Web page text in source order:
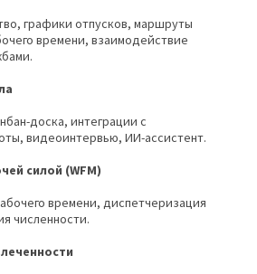
графики отпусков, маршруты
времени, взаимодействие
доска, интеграции с
видеоинтервью, ИИ-ассистент.
силой (WFM)
времени, диспетчеризация
численности.